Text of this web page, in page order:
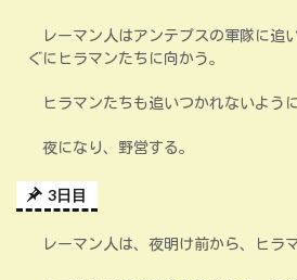
レーマン人はアンテプスの軍隊に追
ぐにヒラマンたちに向かう。
ヒラマンたちも追いつかれないよう
夜になり、野営する。
3日目
レーマン人は、夜明け前から、ヒラ